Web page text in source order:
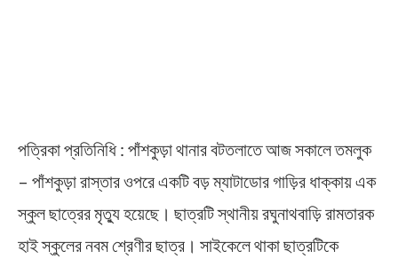
পত্রিকা প্রতিনিধি : পাঁশকুড়া থানার বটতলাতে আজ সকালে তমলুক
– পাঁশকুড়া রাস্তার ওপরে একটি বড় ম্যাটাডোর গাড়ির ধাক্কায় এক
স্কুল ছাত্রের মৃত্যু হয়েছে। ছাত্রটি স্থানীয় রঘুনাথবাড়ি রামতারক
হাই স্কুলের নবম শ্রেণীর ছাত্র। সাইকেলে থাকা ছাত্রটিকে